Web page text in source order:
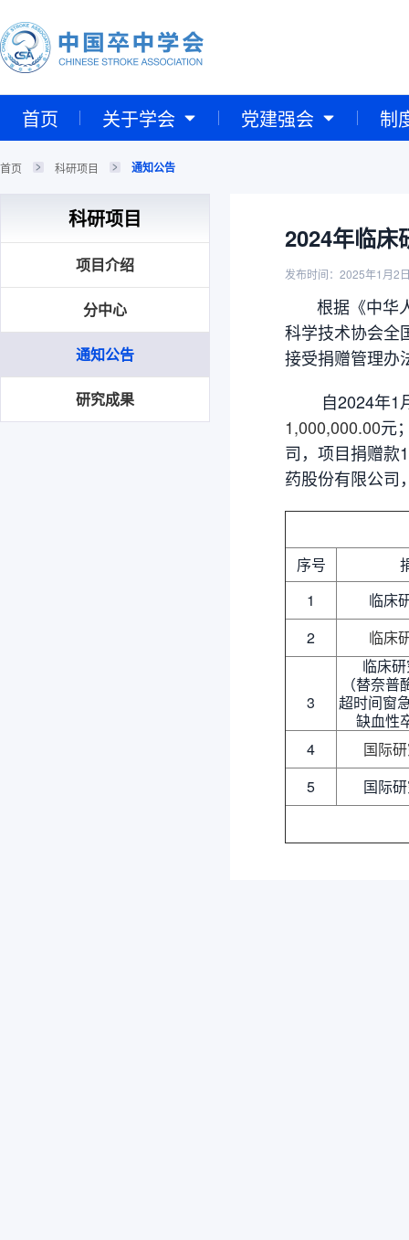
首页 关于学会 党建强会 制
首页 科研项目 通知公告
科研项目
项目介绍
分中心
通知公告
研究成果
2024年临床
发布时间：2025年1月2
根据《中华
科学技术协会全
接受捐赠管理办
自2024年1月
1,000,000.00元
司，项目捐赠款
药股份有限公司
序号
1
临床
2
临床
3
临床
（替奈
超时间窗
缺血性
4
国际
5
国际